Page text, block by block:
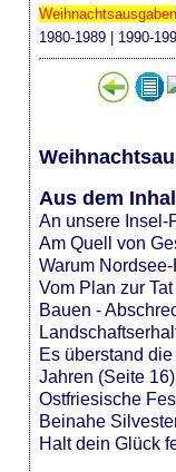
Weihnachtsausgaben
1980-1989 | 1990-
Aus dem
An unsere Insel-
Am Quell von
Warum
Vom Plan zur
Bauen -
Es überstand
Jahren (Seite 16)
Ostfriesische
Beinahe
Halt dein Glück